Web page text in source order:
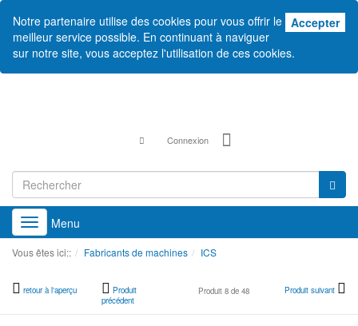
Accepter
Notre partenaire utilise des cookies pour vous offrir le
meilleur service possible. En continuant à naviguer
sur notre site, vous acceptez l'utilisation de ces cookies.
Connexion
Toggle
navigation
Menu
Vous êtes ici:: Fabricants de machines ICS
retour à l'aperçu
Produit
précédent
Produit 8 de 48 Produit suivant